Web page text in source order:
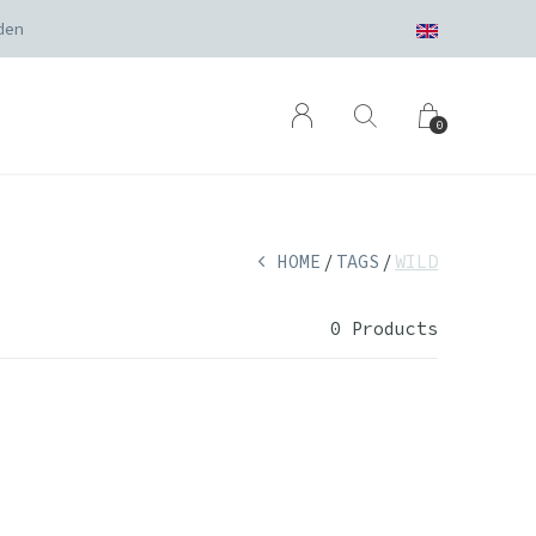
0
HOME TAGS WILD
0 Products